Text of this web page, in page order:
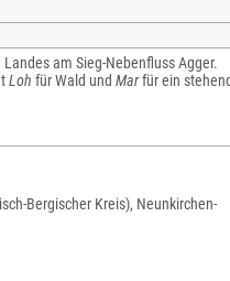
am Sieg-Nebenfluss Agger.
Loh für Wald und Marfür ein
Bergischer Kreis), Neunkirchen-